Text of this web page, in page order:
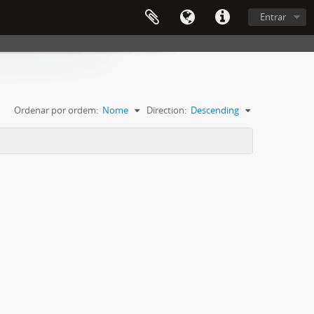
Entrar
Ordenar por ordem: Nome Direction: Descending